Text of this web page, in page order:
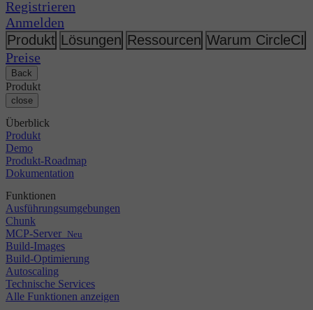
GitHub
GitLab
Bitbucket
AWS
GCP
Azure
Kubernetes
Kontinuierliche Integration
Mobile
KI
Release-Orchestrierung
Sicherheit & Compliance
Enterprise
KMU
Startup
Podcast
Blog
Themen
Changelog
Veranstaltungen
Diskussionsforum
Open Source
CircleCI vs GitHub Actions
CircleCI vs Harness
CircleCI vs Harness
CircleCI vs Jenkins
CircleCI vs Bitrise
Über uns
Partner
Newsroom
Registrieren
Anmelden
Produkt Lösungen Ressourcen Warum CircleCI
Preise
Back
Produkt
close
Überblick
Produkt
Demo
Produkt-Roadmap
Dokumentation
Funktionen
Ausführungsumgebungen
Chunk
MCP-Server Neu
Build-Images
Build-Optimierung
Autoscaling
Technische Services
Alle Funktionen anzeigen